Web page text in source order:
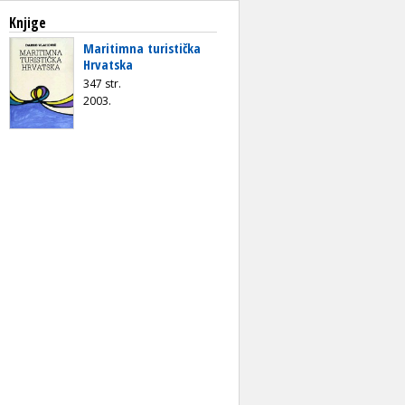
Knjige
Maritimna turistička
Hrvatska
347 str.
2003.